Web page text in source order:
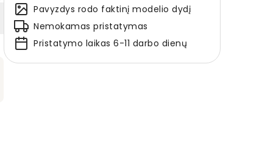
Pavyzdys rodo faktinį modelio dydį
Nemokamas pristatymas
Pristatymo laikas 6-11 darbo dienų